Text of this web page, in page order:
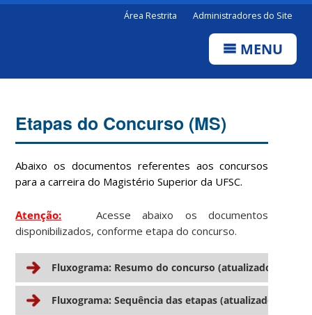
Área Restrita Administradores do Site
MENU
Etapas do Concurso (MS)
Abaixo os documentos referentes aos concursos
para a carreira do Magistério Superior da UFSC.
Atenção: Acesse abaixo os documentos
disponibilizados, conforme etapa do concurso.
Fluxograma: Resumo do concurso (atualizado em 24/
Fluxograma: Sequência das etapas (atualizado em